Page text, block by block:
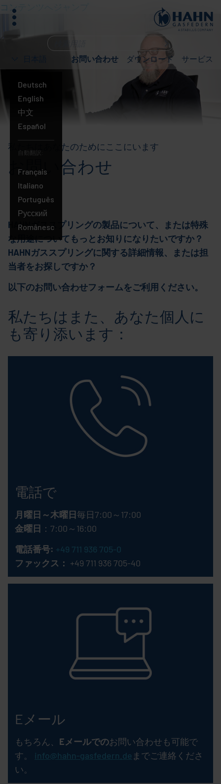
コンテンツへジャンプ
Deutsch
English
中文
Español
自動翻訳:
Français
Italiano
日
本
語
Português
Русский
Românesc
お問い合わせ ダウンロード サービス
私たちはあなたのためにここにいます
お問い合わせ
HAHNガススプリングの製品について、または特殊
な用途についてもっとお知りになりたいですか？
HAHNガススプリングに関する詳細情報、または担
当者をお探しですか？
以下のお問い合わせフォームをご利用ください。
私たちはまた、あなた個人に
も寄り添います：
電話で
月曜日～木曜日毎日7:00～17:00
金曜日 ：7:00～16:00
電話番号: +49 711 936 705-0
ファックス： +49 711 936 705-40
Eメール
もちろん、 Eメールでのお問い合わせも可能で
す。 info@hahn-gasfedern.de までご連絡くださ
い。
何
お
か？